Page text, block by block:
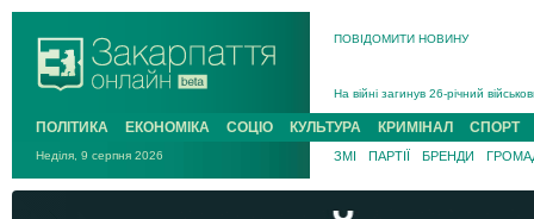
ПОВІДОМИТИ НОВИНУ
В Ужгороді попрощаються із
В Ужгороді 5 серпня
ПОЛІТИКА ЕКОНОМІКА СОЦІО КУЛЬТУРА КРИМІНАЛ СПОРТ
Неділя, 9 серпня 2026 ЗМІ ПАРТІЇ БРЕНДИ